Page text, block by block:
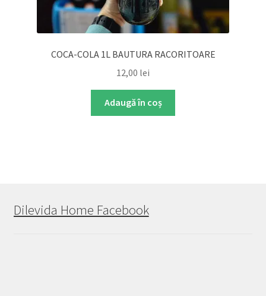
COCA-COLA 1L BAUTURA RACORITOARE
12,00 lei
Adaugă în coș
Dilevida Home Facebook